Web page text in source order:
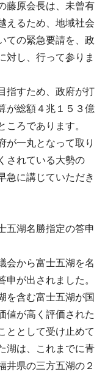
藤原会長は、未曾有
えるため、地域社会
ての緊急要請を、政
対し、行って参りま
指すため、政府が打
が総額４兆１５３億
ころであります。
が一丸となって取り
されている大勢の
急に講じていただき
五湖名勝指定の答申
会から富士五湖を名
が出されました。
を含む富士五湖が国
値が高く評価された
ととして受け止めて
湖は、これまでに青
井県の三方五湖の２